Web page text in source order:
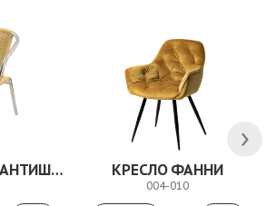
СТУЛ УЛИЧНЫЙ АНТИШОН КРЕСЛО ФАННИ
004-010